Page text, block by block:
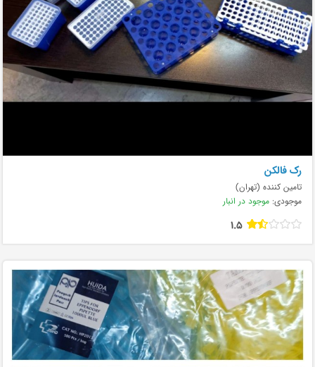
رک فالکن
تامین کننده (تهران)
موجودی: موجود در انبار
1.5